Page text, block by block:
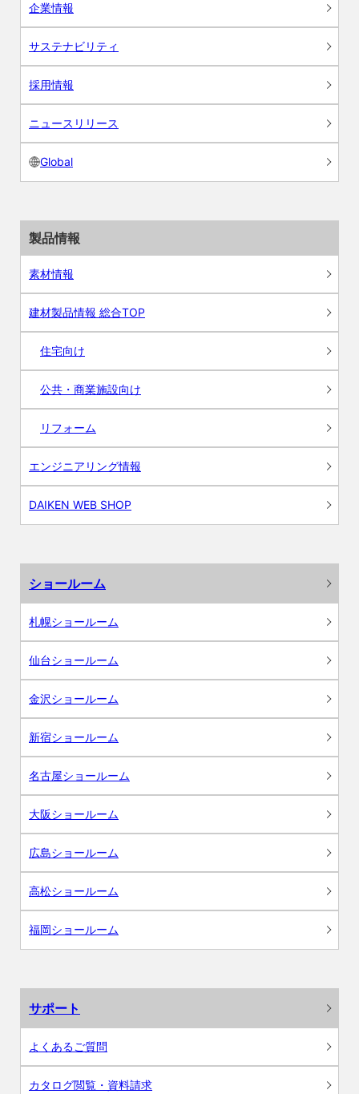
企業情報
サステナビリティ
採用情報
ニュースリリース
Global
製品情報
素材情報
建材製品情報 総合TOP
住宅向け
公共・商業施設向け
リフォーム
エンジニアリング情報
DAIKEN WEB SHOP
ショールーム
札幌ショールーム
仙台ショールーム
金沢ショールーム
新宿ショールーム
名古屋ショールーム
大阪ショールーム
広島ショールーム
高松ショールーム
福岡ショールーム
サポート
よくあるご質問
カタログ閲覧・資料請求